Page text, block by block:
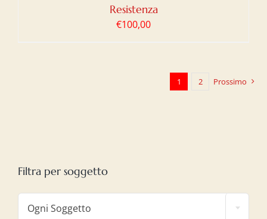
Resistenza
€100,00
1 2 Prossimo
Filtra per soggetto
Ogni Soggetto